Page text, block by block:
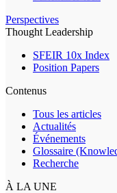
Perspectives
Thought Leadership
SFEIR 10x Index
Position Papers
Contenus
Tous les articles
Actualités
Événements
Glossaire
Recherche
À LA UNE